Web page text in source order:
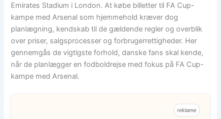
Emirates Stadium i London. At købe billetter til FA Cup-
kampe med Arsenal som hjemmehold kræver dog
planlægning, kendskab til de gældende regler og overblik
over priser, salgsprocesser og forbrugerrettigheder. Her
gennemgås de vigtigste forhold, danske fans skal kende,
når de planlægger en fodboldrejse med fokus på FA Cup-
kampe med Arsenal.
reklame